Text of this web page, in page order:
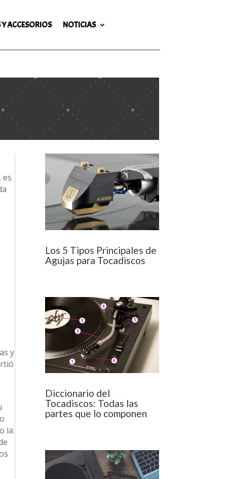
Y ACCESORIOS NOTICIAS
es
y
la
Los 5 Tipos Principales de
Agujas para Tocadiscos
Diccionario del
Tocadiscos: Todas las
partes que lo componen